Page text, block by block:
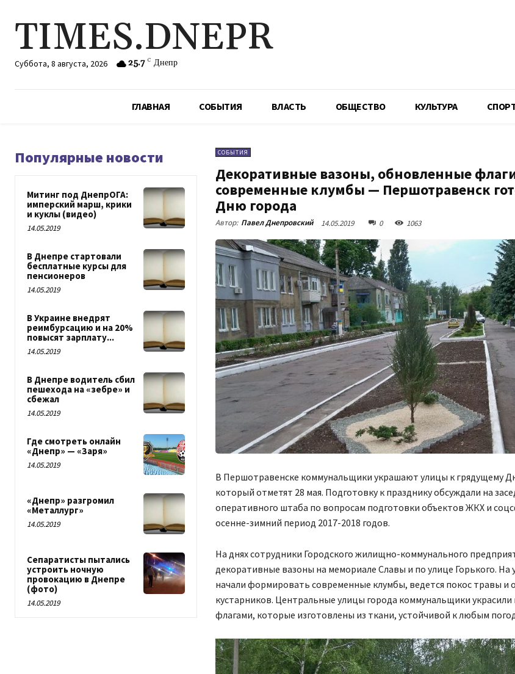
TIMES.DNEPR
Суббота, 8 августа, 2026 25.7 C Днепр
ГЛАВНАЯ СОБЫТИЯ ВЛАСТЬ ОБЩЕСТВО КУЛЬТУРА
Популярные новости
Митинг под ДнепрОГА:
имперский марш, крики
и куклы (видео)
14.05.2019
В Днепре стартовали
бесплатные курсы для
пенсионеров
14.05.2019
В Украине внедрят
реимбурсацию и на 20%
повысят зарплату...
14.05.2019
В Днепре водитель сбил
пешехода на «зебре» и
сбежал
14.05.2019
Где смотреть онлайн
«Днепр» — «Заря»
14.05.2019
«Днепр» разгромил
«Металлург»
14.05.2019
Сепаратисты пытались
устроить ночную
провокацию в Днепре
(фото)
14.05.2019
СОБЫТИЯ
Декоративные вазоны, обновленные
современные клумбы — Першотравенск
Дню города
Автор: Павел Днепровский 14.05.2019 0 1063
В Першотравенске коммунальщики украшают улицы к грядущему
который отметят 28 мая. Подготовку к празднику обсуждали на
оперативного штаба по вопросам подготовки объектов ЖКХ и
осенне-зимний период 2017-2018 годов.
На днях сотрудники Городского жилищно-коммунального
декоративные вазоны на мемориале Славы и по улице Горького. На
начали формировать современные клумбы, ведется покос травы и
кустарников. Центральные улицы города коммунальщики украсили
флагами, которые изготовлены из ткани, устойчивой к любым